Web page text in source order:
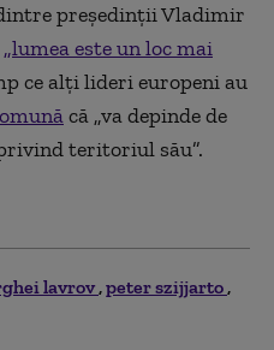
preşedinţii Vladimir
„lumea este un loc mai
ce alţi lideri europeni au
că „va depinde de
teritoriul său”.
lavrov peter szijjarto